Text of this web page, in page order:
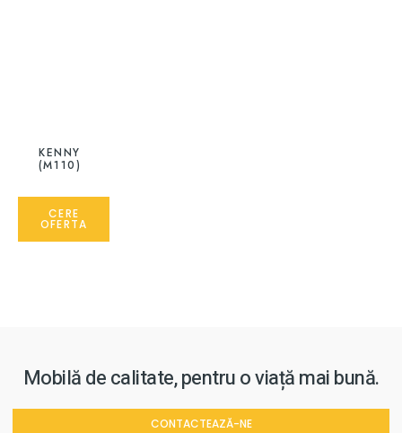
KENNY
(M110)
CERE
OFERTA
Mobilă de calitate, pentru o viață mai bună.
CONTACTEAZĂ-NE